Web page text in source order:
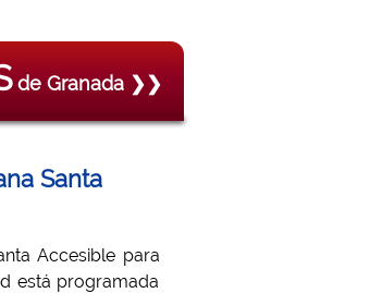
de Granada ❯❯
Santa
Accesible para
está programada